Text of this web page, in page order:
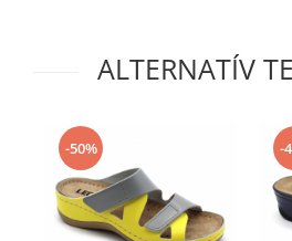
ALTERNATÍV
-50% -